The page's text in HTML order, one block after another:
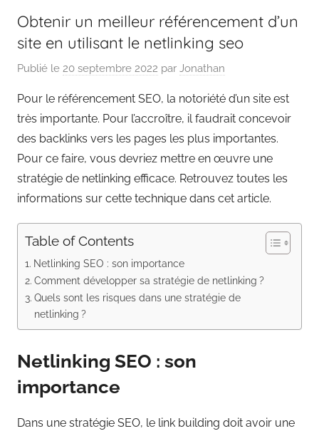
Obtenir un meilleur référencement d’un
site en utilisant le netlinking seo
Publié le 20 septembre 2022 par Jonathan
Pour le référencement SEO, la notoriété d’un site est
très importante. Pour l’accroître, il faudrait concevoir
des backlinks vers les pages les plus importantes.
Pour ce faire, vous devriez mettre en œuvre une
stratégie de netlinking efficace. Retrouvez toutes les
informations sur cette technique dans cet article.
Table of Contents
Netlinking SEO : son importance
Comment développer sa stratégie de netlinking ?
Quels sont les risques dans une stratégie de
netlinking ?
Netlinking SEO : son
importance
Dans une stratégie SEO, le link building doit avoir une